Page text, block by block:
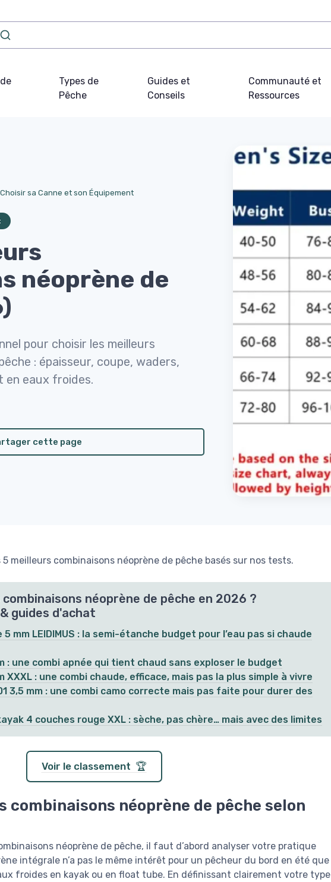
Types de
Pêche
Guides et
Conseils
Communauté et
Ressources
Choisir sa Canne et son Équipement
néoprène de
pour choisir les meilleurs
: épaisseur, coupe, waders,
eaux froides.
cette page
meilleurs combinaisons néoprène de pêche basés sur nos tests.
néoprène de pêche en 2026 ?
guides d'achat
mm LEIDIMUS : la semi-étanche budget pour l’eau pas si chaude
: une combi apnée qui tient chaud sans exploser le budget
XXXL : une combi chaude, efficace, mais pas la plus simple à vivre
3,5 mm : une combi camo correcte mais pas faite pour durer des
4 couches rouge XXL : sèche, pas chère… mais avec des limites
Voir le classement 🏆
combinaisons néoprène de pêche selon
néoprène de pêche, il faut d’abord analyser votre pratique
intégrale n’a pas le même intérêt pour un pêcheur du bord en été que
froides en kayak ou en float tube. En définissant clairement votre type